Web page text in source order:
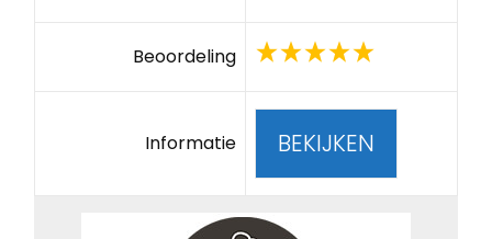
Beoordeling
Informatie BEKIJKEN